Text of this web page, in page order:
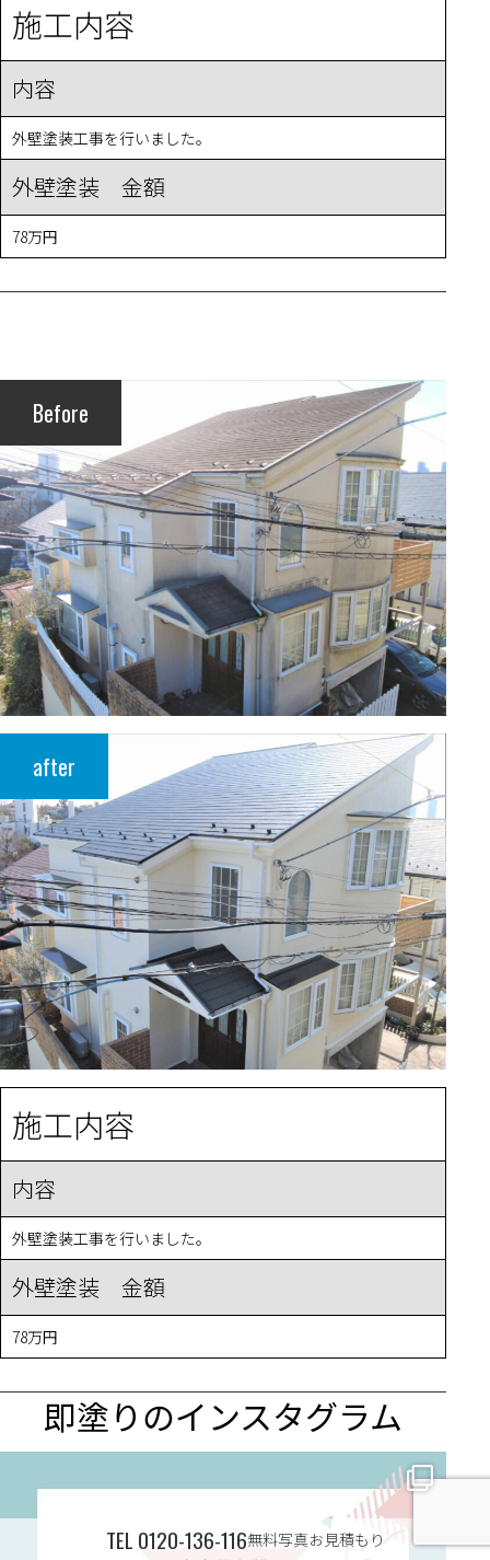
施工内容
内容
外壁塗装工事を行いました。
外壁塗装 金額
78万円
Before
after
施工内容
内容
外壁塗装工事を行いました。
外壁塗装 金額
78万円
即塗りのインスタグラム
✨ 賢いお金の使い方！外壁塗装でコストダウンする方法 🏠
TEL 0120-136-116無料写真お見積もり